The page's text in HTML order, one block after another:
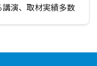
演、取材実績多数